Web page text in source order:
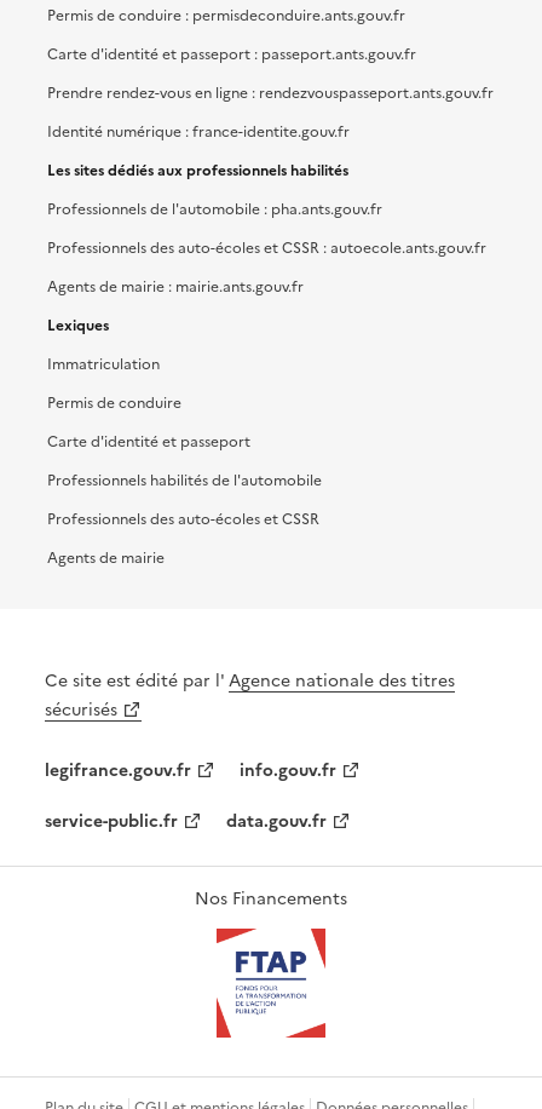
Permis de conduire : permisdeconduire.ants.gouv.fr
Carte d'identité et passeport : passeport.ants.gouv.fr
Prendre rendez-vous en ligne : rendezvouspasseport.ants.gouv.fr
Identité numérique : france-identite.gouv.fr
Les sites dédiés aux professionnels habilités
Professionnels de l'automobile : pha.ants.gouv.fr
Professionnels des auto-écoles et CSSR : autoecole.ants.gouv.fr
Agents de mairie : mairie.ants.gouv.fr
Lexiques
Immatriculation
Permis de conduire
Carte d'identité et passeport
Professionnels habilités de l'automobile
Professionnels des auto-écoles et CSSR
Agents de mairie
Ce site est édité par l'Agence nationale des titres
sécurisés
legifrance.gouv.fr
info.gouv.fr
service-public.fr
data.gouv.fr
Nos Financements